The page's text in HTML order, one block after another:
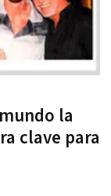
la
clave para